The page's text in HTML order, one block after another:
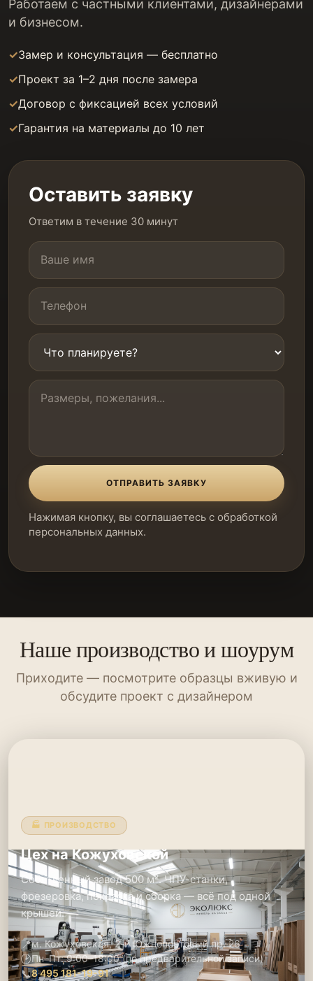
Работаем с частными клиентами, дизайнерами
и бизнесом.
Замер и консультация — бесплатно
Проект за 1–2 дня после замера
Договор с фиксацией всех условий
Гарантия на материалы до 10 лет
Оставить заявку
Ответим в течение 30 минут
ОТПРАВИТЬ ЗАЯВКУ
Нажимая кнопку, вы соглашаетесь с обработкой
персональных данных.
Наше производство и шоурум
Приходите — посмотрите образцы вживую и
обсудите проект с дизайнером
🏭 ПРОИЗВОДСТВО
Цех на Кожуховской
Собственный завод 500 м². ЧПУ-станки,
фрезеровка, покраска и сборка — всё под одной
крышей.
📍м. Кожуховская, 2-й Южнопортовый пр. 26
🕑Пн–Пт: 9:00–18:00 (по предварительной записи)
📞8 495 181-19-91